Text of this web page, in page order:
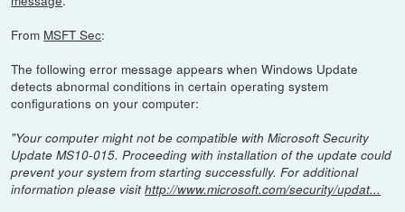
From MSFT Sec:
The following error message appears when Windows Update
detects abnormal conditions in certain operating system
configurations on your computer:
"Your computer might not be compatible with Microsoft Security
Update MS10-015. Proceeding with installation of the update could
prevent your system from starting successfully. For additional
information please visithttp://www.microsoft.com/security/updat...